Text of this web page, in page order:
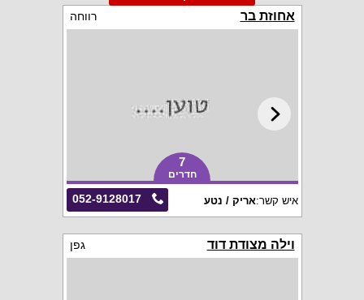
אחוזת בר רווחה
7
חדרים
052-9128017 איש קשר:אריק / נטע
וילה מצודת דוד גפן